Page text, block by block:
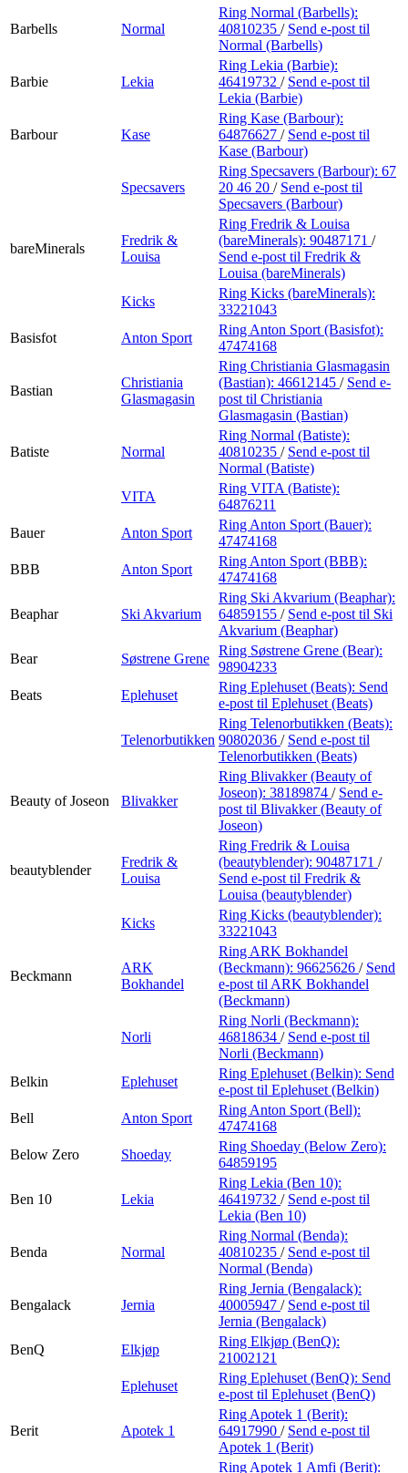
Barbells Normal
Ring Normal (Barbells):
40810235 / Send e-post til
Normal (Barbells)
Barbie Lekia
Ring Lekia (Barbie):
46419732 / Send e-post til
Lekia (Barbie)
Barbour Kase
Ring Kase (Barbour):
64876627 / Send e-post til
Kase (Barbour)
Specsavers
Ring Specsavers (Barbour): 67
20 46 20 / Send e-post til
Specsavers (Barbour)
bareMinerals
Fredrik &
Louisa
Ring Fredrik & Louisa
(bareMinerals): 90487171 /
Send e-post til Fredrik &
Louisa (bareMinerals)
Kicks
Ring Kicks (bareMinerals):
33221043
Basisfot
Anton Sport
Ring Anton Sport (Basisfot):
47474168
Bastian
Christiania
Glasmagasin
Ring Christiania Glasmagasin
(Bastian): 46612145 / Send e-
post til Christiania
Glasmagasin (Bastian)
Batiste Normal
Ring Normal (Batiste):
40810235 / Send e-post til
Normal (Batiste)
VITA
Ring VITA (Batiste):
64876211
Bauer
Anton Sport
Ring Anton Sport (Bauer):
47474168
BBB
Anton Sport
Ring Anton Sport (BBB):
47474168
Beaphar Ski Akvarium
Ring Ski Akvarium (Beaphar):
64859155 / Send e-post til Ski
Akvarium (Beaphar)
Bear
Søstrene Grene
Ring Søstrene Grene (Bear):
98904233
Beats
Eplehuset
Ring Eplehuset (Beats): Send
e-post til Eplehuset (Beats)
Telenorbutikken
Ring Telenorbutikken (Beats):
90802036 / Send e-post til
Telenorbutikken (Beats)
Beauty of Joseon Blivakker
Ring Blivakker (Beauty of
Joseon): 38189874 / Send e-
post til Blivakker (Beauty of
Joseon)
beautyblender
Fredrik &
Louisa
Ring Fredrik & Louisa
(beautyblender): 90487171 /
Send e-post til Fredrik &
Louisa (beautyblender)
Kicks
Ring Kicks (beautyblender):
33221043
Beckmann
ARK
Bokhandel
Ring ARK Bokhandel
(Beckmann): 96625626 / Send
e-post til ARK Bokhandel
(Beckmann)
Norli
Ring Norli (Beckmann):
46818634 / Send e-post til
Norli (Beckmann)
Belkin
Eplehuset
Ring Eplehuset (Belkin): Send
e-post til Eplehuset (Belkin)
Bell
Anton Sport
Ring Anton Sport (Bell):
47474168
Below Zero
Shoeday
Ring Shoeday (Below Zero):
64859195
Ben 10 Lekia
Ring Lekia (Ben 10):
46419732 / Send e-post til
Lekia (Ben 10)
Benda Normal
Ring Normal (Benda):
40810235 / Send e-post til
Normal (Benda)
Bengalack Jernia
Ring Jernia (Bengalack):
40005947 / Send e-post til
Jernia (Bengalack)
BenQ
Elkjøp
Ring Elkjøp (BenQ):
21002121
Eplehuset
Ring Eplehuset (BenQ): Send
e-post til Eplehuset (BenQ)
Berit Apotek 1
Ring Apotek 1 (Berit):
64917990 / Send e-post til
Apotek 1 (Berit)
Ring Apotek 1 Amfi (Berit):